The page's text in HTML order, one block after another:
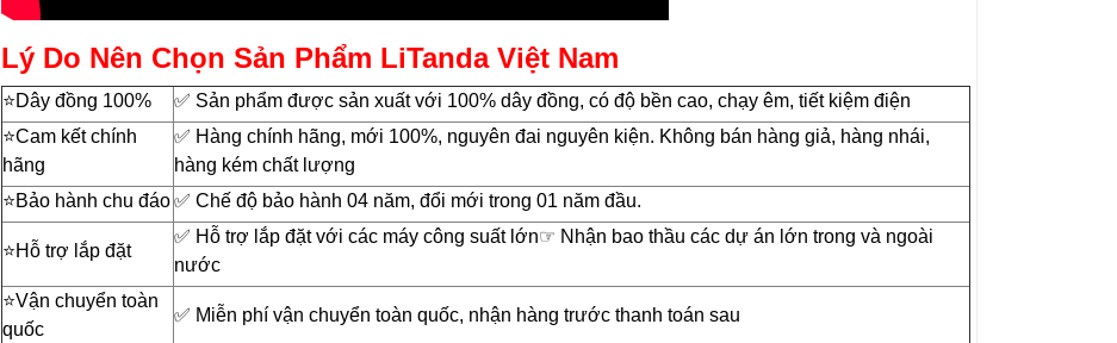
Lý Do Nên Chọn Sản Phẩm LiTanda Việt Nam
⭐️Dây đồng 100%
✅ Sản phẩm được sản xuất với 100% dây đồng, có độ bền cao, chạy êm, tiết kiệm điện
⭐️Cam kết chính
hãng
✅ Hàng chính hãng, mới 100%, nguyên đai nguyên kiện. Không bán hàng giả, hàng nhái,
hàng kém chất lượng
⭐️Bảo hành chu đáo✅ Chế độ bảo hành 04 năm, đổi mới trong 01 năm đầu.
⭐️Hỗ trợ lắp đặt
✅ Hỗ trợ lắp đặt với các máy công suất lớn☞ Nhận bao thầu các dự án lớn trong và ngoài
nước
⭐️Vận chuyển toàn
quốc
✅ Miễn phí vận chuyển toàn quốc, nhận hàng trước thanh toán sau